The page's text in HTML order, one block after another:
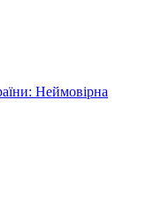
Неймовірна